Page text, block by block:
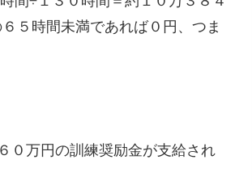
５時間未満であれば０円、つま
０万円の訓練奨励金が支給され